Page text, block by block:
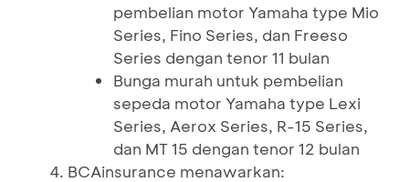
pembelian motor Yamaha type Mio
Series, Fino Series, dan Freeso
Series dengan tenor 11 bulan
Bunga murah untuk pembelian
sepeda motor Yamaha type Lexi
Series, Aerox Series, R-15 Series,
dan MT 15 dengan tenor 12 bulan
BCAinsurance menawarkan: